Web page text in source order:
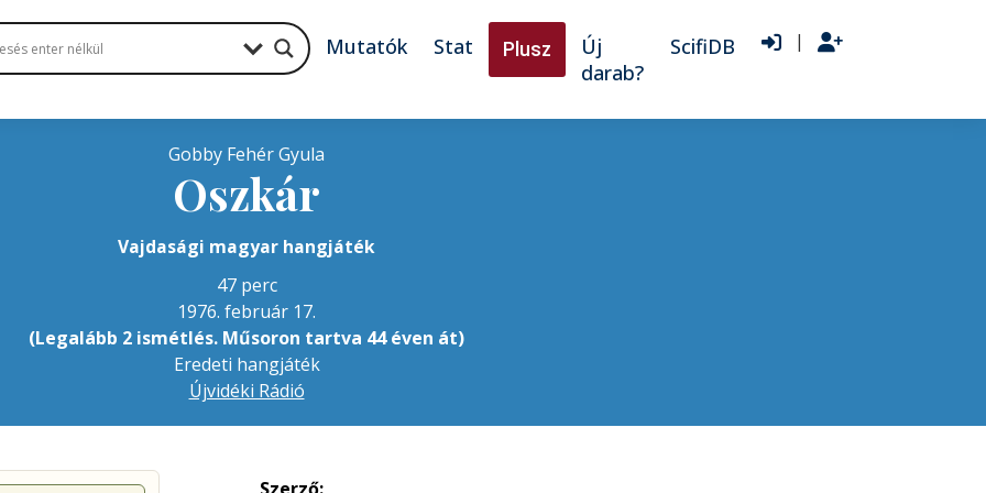
Mutatók Stat Plusz
Új
darab?
ScifiDB |
Gobby Fehér Gyula
Oszkár
Vajdasági magyar hangjáték
47 perc
1976. február 17.
(Legalább 2 ismétlés. Műsoron tartva 44 éven át)
Eredeti hangjáték
Újvidéki Rádió